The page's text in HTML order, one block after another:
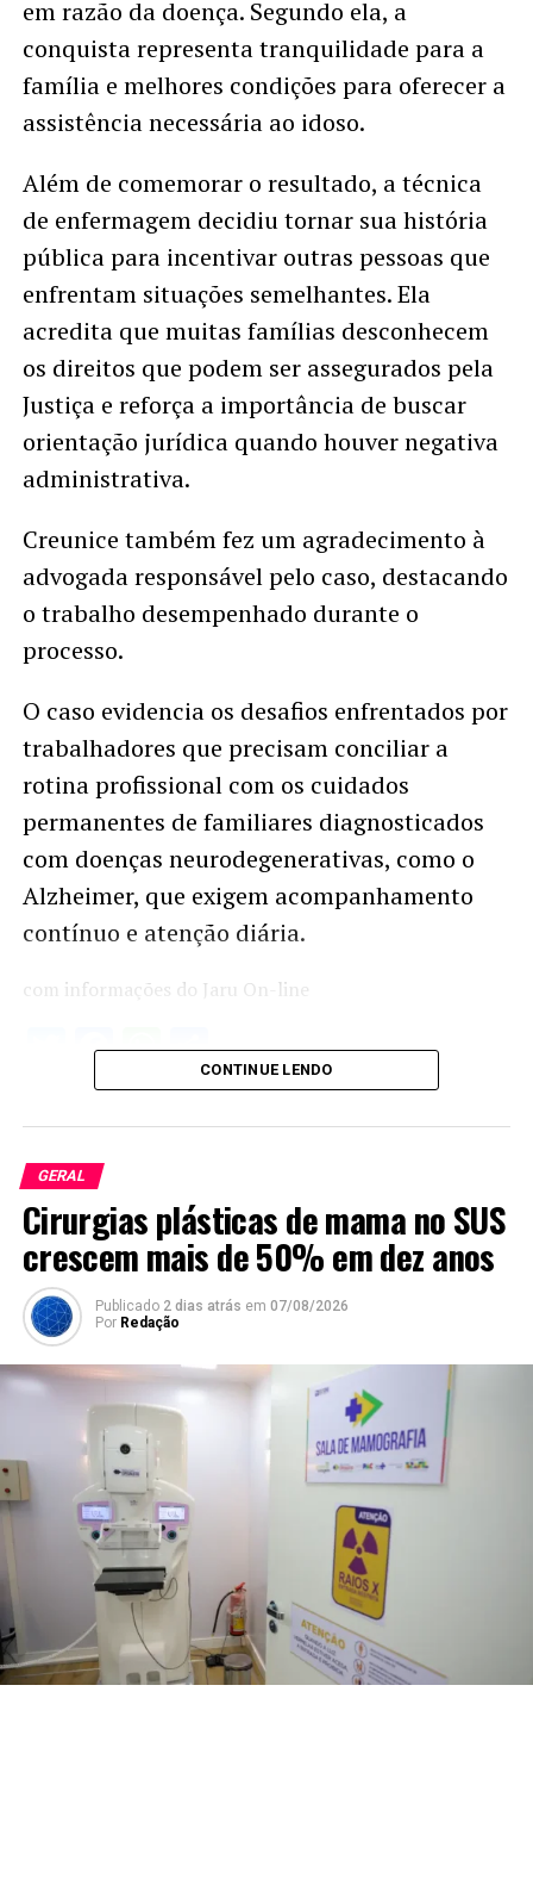
em razão da doença. Segundo ela, a
conquista representa tranquilidade para a
família e melhores condições para oferecer a
assistência necessária ao idoso.
Além de comemorar o resultado, a técnica
de enfermagem decidiu tornar sua história
pública para incentivar outras pessoas que
enfrentam situações semelhantes. Ela
acredita que muitas famílias desconhecem
os direitos que podem ser assegurados pela
Justiça e reforça a importância de buscar
orientação jurídica quando houver negativa
administrativa.
Creunice também fez um agradecimento à
advogada responsável pelo caso, destacando
o trabalho desempenhado durante o
processo.
O caso evidencia os desafios enfrentados por
trabalhadores que precisam conciliar a
rotina profissional com os cuidados
permanentes de familiares diagnosticados
com doenças neurodegenerativas, como o
Alzheimer, que exigem acompanhamento
contínuo e atenção diária.
com informações do Jaru On-line
Twitter
Facebook
WhatsApp
Share
CONTINUE LENDO
GERAL
Cirurgias plásticas de mama no SUS
crescem mais de 50% em dez anos
Publicado 2 dias atrás em 07/08/2026
Por Redação